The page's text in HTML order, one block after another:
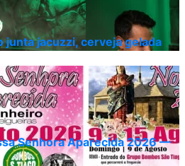
junta jacuzzi, cerveja gelada
Senhora Aparecida 2026 —